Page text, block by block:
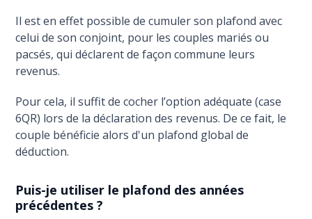
Il est en effet possible de cumuler son plafond avec
celui de son conjoint, pour les couples mariés ou
pacsés, qui déclarent de façon commune leurs
revenus.
Pour cela, il suffit de cocher l’option adéquate (case
6QR) lors de la déclaration des revenus. De ce fait, le
couple bénéficie alors d'un plafond global de
déduction.
Puis-je utiliser le plafond des années
précédentes ?